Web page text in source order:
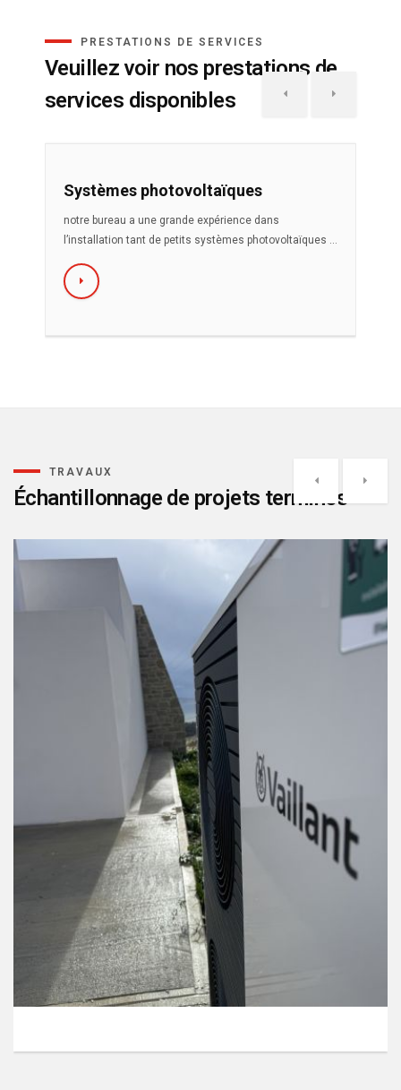
PRESTATIONS DE SERVICES
Veuillez voir nos prestations de
services disponibles
Systèmes photovoltaïques
notre bureau a une grande expérience dans
l’installation tant de petits systèmes photovoltaïques ...
TRAVAUX
Échantillonnage de projets terminés